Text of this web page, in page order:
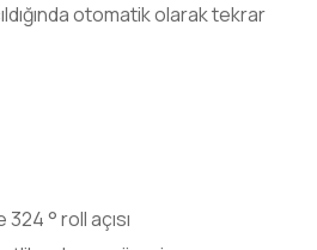
otomatik olarak tekrar
324 ° roll açısı